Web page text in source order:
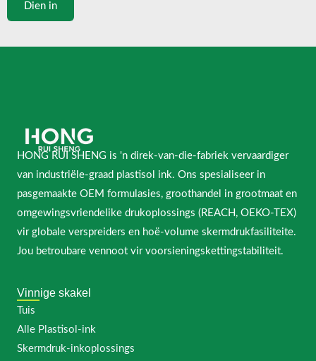
Dien in
HONG RUI SHENG is 'n direk-van-die-fabriek vervaardiger
van industriële-graad plastisol ink. Ons spesialiseer in
pasgemaakte OEM formulasies, groothandel in grootmaat en
omgewingsvriendelike drukoplossings (REACH, OEKO-TEX)
vir globale verspreiders en hoë-volume skermdrukfasiliteite.
Jou betroubare vennoot vir voorsieningskettingstabiliteit.
Vinnige skakel
Tuis
Alle Plastisol-ink
Skermdruk-inkoplossings